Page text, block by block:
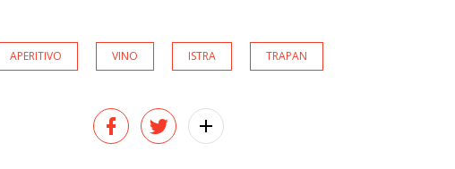
APERITIVO VINO ISTRA TRAPAN